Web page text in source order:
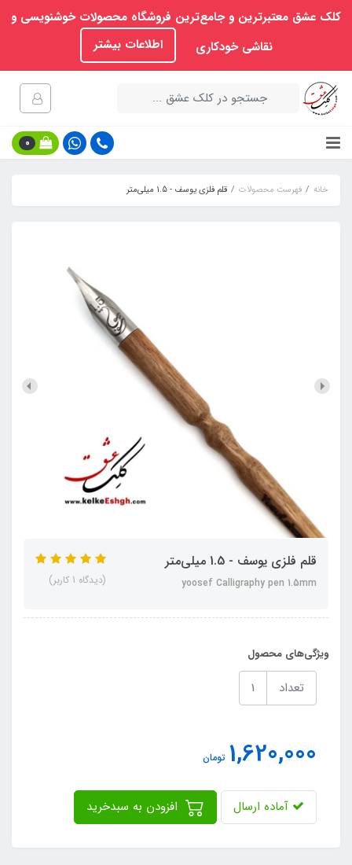
کلک عشق معتبرترین و جامع‌ترین فروشگاه محصولات خوشنویسی و
نقاشی خودکاری
اطلاعات بیشتر
0
خانه فهرست محصولات قلم فلزی یوسف - 1.5 میلی‌متر
قلم فلزی یوسف - 1.5 میلی‌متر
yoosef Calligraphy pen 1.5mm (دیدگاه 1 کاربر)
ویژگی‌های محصول
تعداد
1,620,000 تومان
آماده ارسال